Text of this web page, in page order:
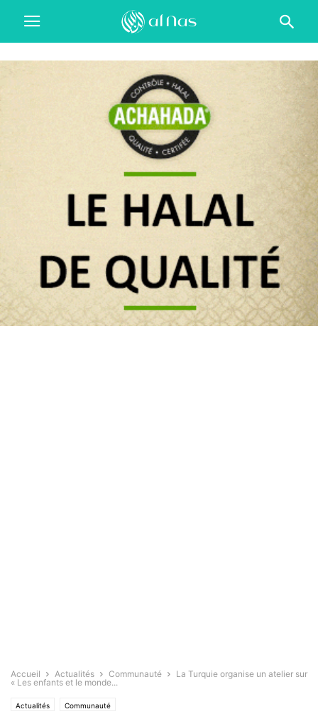
Accueil Actualités Communauté
La Turquie organise un atelier sur
« Les enfants et le monde...
Actualités Communauté